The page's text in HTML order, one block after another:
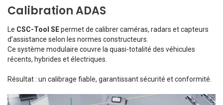
Calibration ADAS
Le CSC-Tool SEpermet de calibrer caméras, radars et capteurs
d’assistance selon les normes constructeurs.
Ce système modulaire couvre la quasi-totalité des véhicules
récents, hybrides et électriques.
Résultat : un calibrage fiable, garantissant sécurité et conformité.